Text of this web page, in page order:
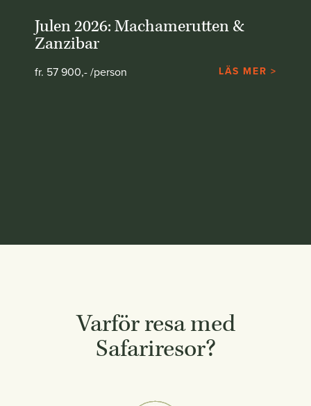
Julen 2026: Machamerutten &
Zanzibar
fr. 57 900,- /person LÄS MER >
Varför resa med
Safariresor?